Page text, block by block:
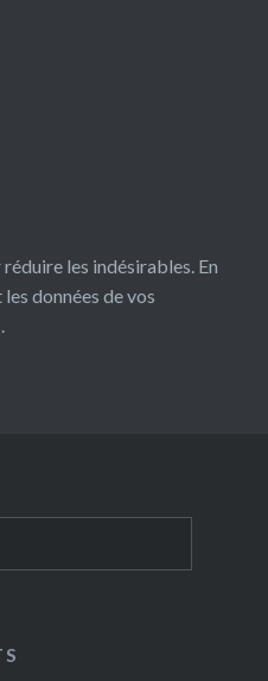
les indésirables. En
données de vos